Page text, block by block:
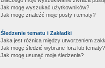
Jak mogę wyszukać użytkowników?
Jak mogę znaleźć moje posty i tematy?
Śledzenie tematu i Zakładki
Jaka jest różnica między utworzeniem
Jak mogę śledzić wybrane fora lub tematy?
Jak mogę usunąć moje śledzenia?